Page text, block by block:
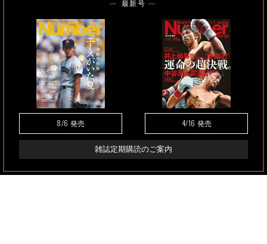
最新号
8/6 発売 4/16 発売
雑誌定期購読のご案内